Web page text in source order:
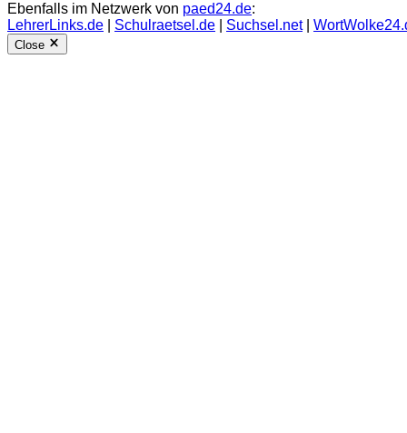
Ebenfalls im Netzwerk von paed24.de:
LehrerLinks.de
Schulraetsel.de Suchsel.net|
Close